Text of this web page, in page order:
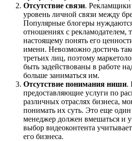
Отсутствие связи. Рекламщики
уровень личной связи между
Популярные блогеры
отношениях с рекламодателем,
настоящему понять его
имени. Невозможно достичь
третьих лиц, поэтому
быть задействованы в работе
больше заниматься им.
Отсутствие понимания ниши.
предоставляющие услуги по
различных отраслях бизнеса,
понимать их суть. Это еще один
менеджер должен вмешаться и
выбор видеоконтента
его бизнеса.